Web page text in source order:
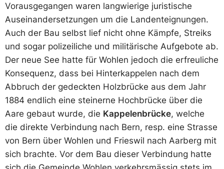
Vorausgegangen waren langwierige juristische
Auseinandersetzungen um die Landenteignungen.
Auch der Bau selbst lief nicht ohne Kämpfe, Streiks
und sogar polizeiliche und militärische Aufgebote ab.
Der neue See hatte für Wohlen jedoch die erfreuliche
Konsequenz, dass bei Hinterkappelen nach dem
Abbruch der gedeckten Holzbrücke aus dem Jahr
1884 endlich eine steinerne Hochbrücke über die
Aare gebaut wurde, die Kappelenbrücke, welche
die direkte Verbindung nach Bern, resp. eine Strasse
von Bern über Wohlen und Frieswil nach Aarberg mit
sich brachte. Vor dem Bau dieser Verbindung hatte